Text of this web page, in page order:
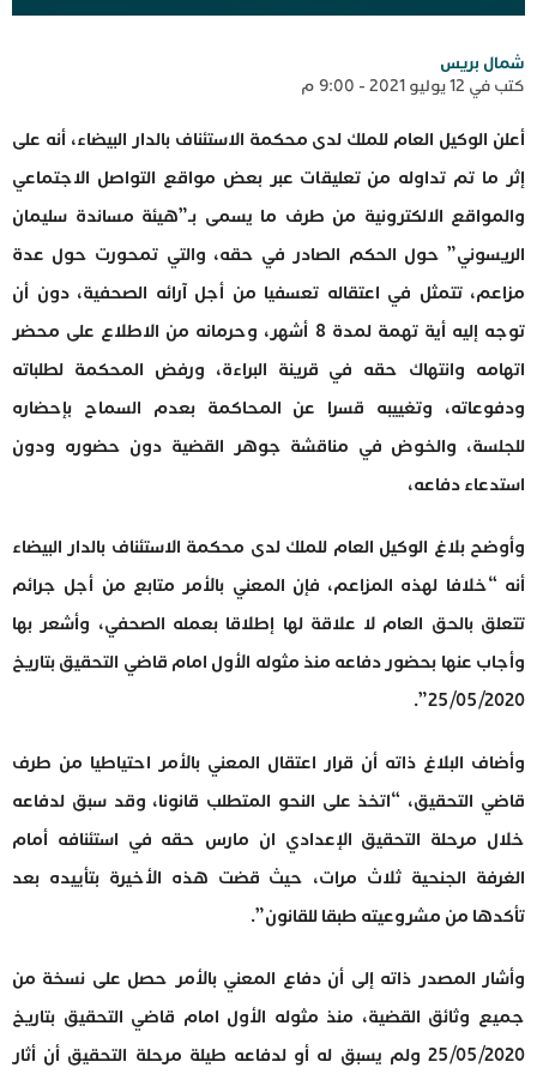
شمال بريس
كتب في 12 يوليو 2021 - 9:00 م
أعلن الوكيل العام للملك لدى محكمة الاستئناف بالدار البيضاء، أنه على
إثر ما تم تداوله من تعليقات عبر بعض مواقع التواصل الاجتماعي
والمواقع الالكترونية من طرف ما يسمى بـ”هيئة مساندة سليمان
الريسوني” حول الحكم الصادر في حقه، والتي تمحورت حول عدة
مزاعم، تتمثل في اعتقاله تعسفيا من أجل آرائه الصحفية، دون أن
توجه إليه أية تهمة لمدة 8 أشهر، وحرمانه من الاطلاع على محضر
اتهامه وانتهاك حقه في قرينة البراءة، ورفض المحكمة لطلباته
ودفوعاته، وتغييبه قسرا عن المحاكمة بعدم السماح بإحضاره
للجلسة، والخوض في مناقشة جوهر القضية دون حضوره ودون
استدعاء دفاعه،
وأوضح بلاغ الوكيل العام للملك لدى محكمة الاستئناف بالدار البيضاء
أنه “خلافا لهذه المزاعم، فإن المعني بالأمر متابع من أجل جرائم
تتعلق بالحق العام لا علاقة لها إطلاقا بعمله الصحفي، وأشعر بها
وأجاب عنها بحضور دفاعه منذ مثوله الأول امام قاضي التحقيق بتاريخ
25/05/2020”.
وأضاف البلاغ ذاته أن قرار اعتقال المعني بالأمر احتياطيا من طرف
قاضي التحقيق، “اتخذ على النحو المتطلب قانونا، وقد سبق لدفاعه
خلال مرحلة التحقيق الإعدادي ان مارس حقه في استئنافه أمام
الغرفة الجنحية ثلاث مرات، حيث قضت هذه الأخيرة بتأييده بعد
تأكدها من مشروعيته طبقا للقانون”.
وأشار المصدر ذاته إلى أن دفاع المعني بالأمر حصل على نسخة من
جميع وثائق القضية، منذ مثوله الأول امام قاضي التحقيق بتاريخ
25/05/2020 ولم يسبق له أو لدفاعه طيلة مرحلة التحقيق أن أثار